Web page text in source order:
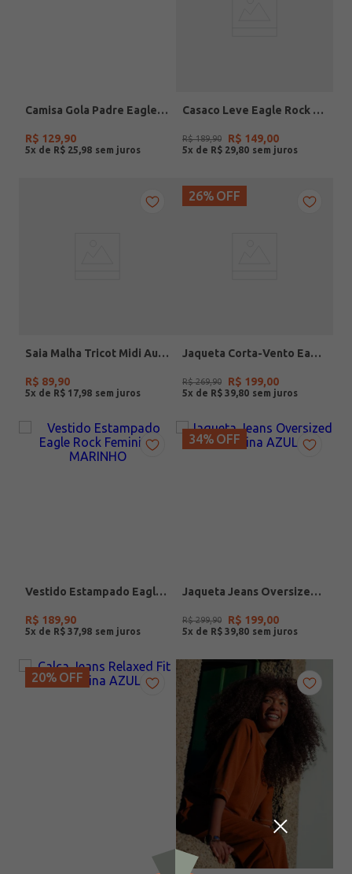
Camisa Gola Padre Eagle Rock Feminina BRANCO
R$ 129,90
5x de R$ 25 98
Casaco Leve Eagle Rock Feminino CAQUI
R$ 189,90 R$ 149,00
5x de R$ 29 80
Saia Malha Tricot Midi Autentique Feminina MARROM
R$ 89,90
5x de R$ 17 98
26% OFF
Jaqueta Corta-Vento Eagle Rock Feminino MARINHO
R$ 269,90 R$ 199,00
5x de R$ 39 80
Vestido Estampado Eagle Rock Feminino MARINHO
R$ 189,90
5x de R$ 37 98
34% OFF
Jaqueta Jeans Oversized Feminina AZUL
R$ 299,90 R$ 199,00
5x de R$ 39 80
20% OFF